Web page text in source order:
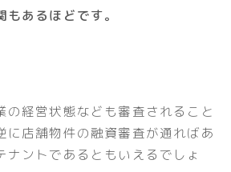
あるほどです。
の経営状態なども審査されること
に店舗物件の融資審査が通ればあ
ナントであるともいえるでしょ